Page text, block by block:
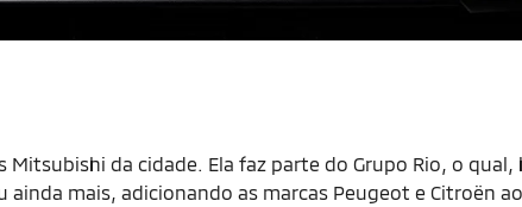
da cidade. Ela faz parte do Grupo Rio, o qual,
mais, adicionando as marcas Peugeot e Citroën